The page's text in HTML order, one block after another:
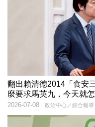
翻出賴清德2014「食安
麼要求馬英九，今天就
政治中心／綜合報導
2026-07-08